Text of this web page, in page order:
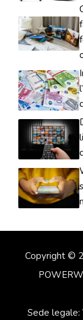
Copyright ©
Sede